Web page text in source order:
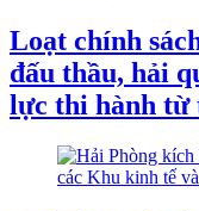
Loạt chính
đấu thầu, hải
lực thi hành từ